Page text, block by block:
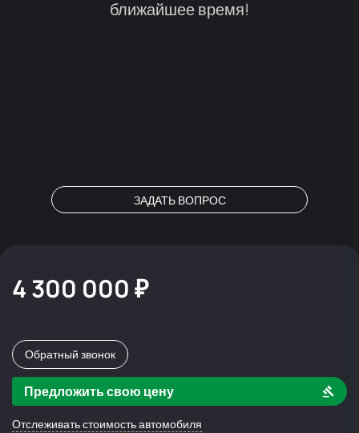
ближайшее время!
ЗАДАТЬ ВОПРОС
4 300 000 ₽
Обратный звонок
Предложить свою цену
Отслеживать стоимость автомобиля